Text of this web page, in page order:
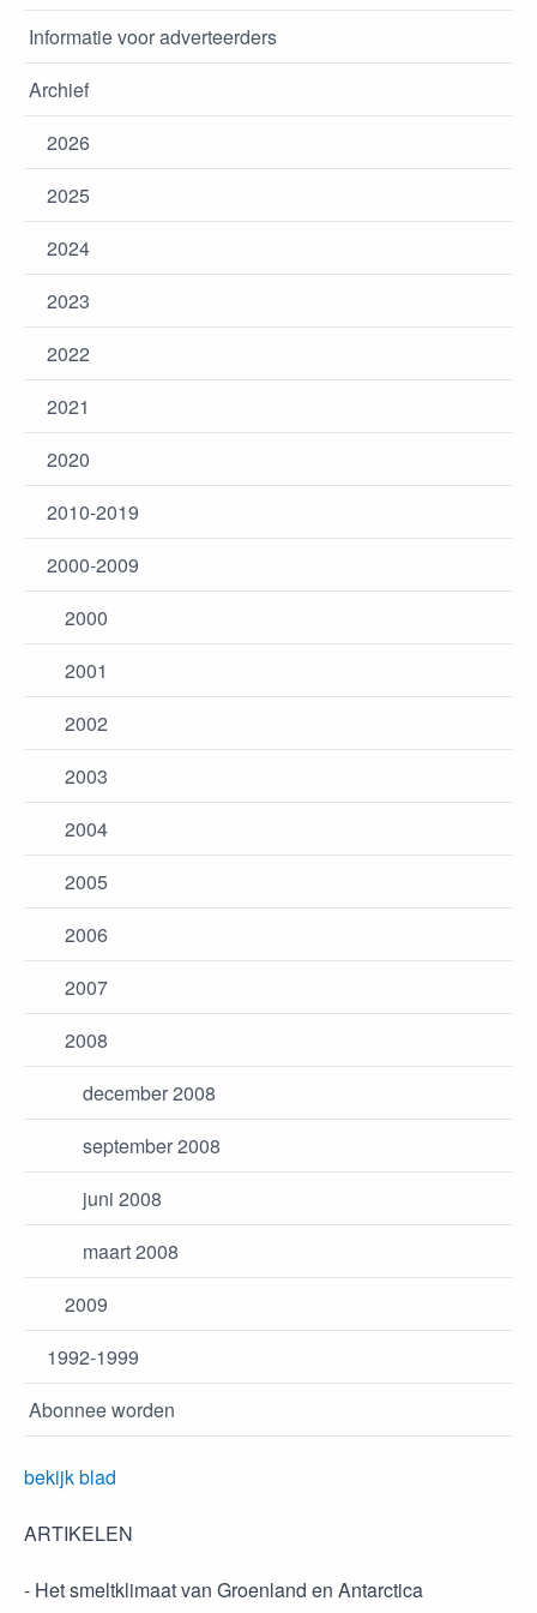
Informatie voor adverteerders
Archief
2026
2025
2024
2023
2022
2021
2020
2010-2019
2000-2009
2000
2001
2002
2003
2004
2005
2006
2007
2008
december 2008
september 2008
juni 2008
maart 2008
2009
1992-1999
Abonnee worden
bekijk blad
ARTIKELEN
- Het smeltklimaat van Groenland en Antarctica